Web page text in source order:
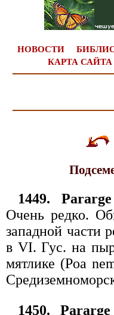
НОВОСТИ
КАРТА САЙТА
1449.
Очень редко.
западной части
в VI. Гус. на
мятлике (Poa
1450.